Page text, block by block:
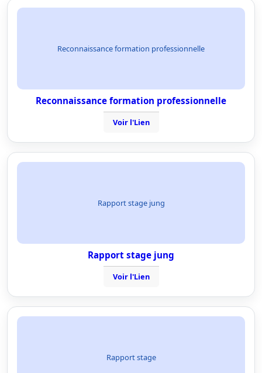
Reconnaissance formation professionnelle
Reconnaissance formation professionnelle
Voir l'Lien
Rapport stage jung
Rapport stage jung
Voir l'Lien
Rapport stage